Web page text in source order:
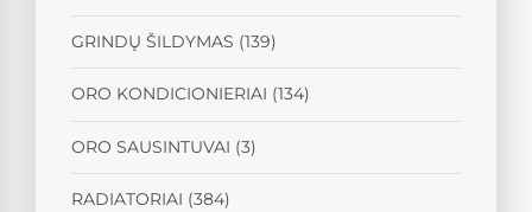
GRINDŲ ŠILDYMAS (139)
ORO KONDICIONIERIAI (134)
ORO SAUSINTUVAI (3)
RADIATORIAI (384)